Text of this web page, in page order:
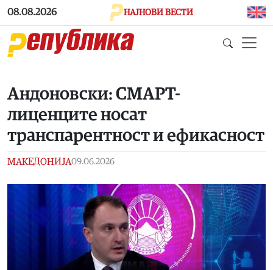
Skip to main content
08.08.2026 НАЈНОВИ ВЕСТИ
Андоновски: СМАРТ-
лиценците носат
транспарентност и ефикасност
МАКЕДОНИЈА09.06.2026